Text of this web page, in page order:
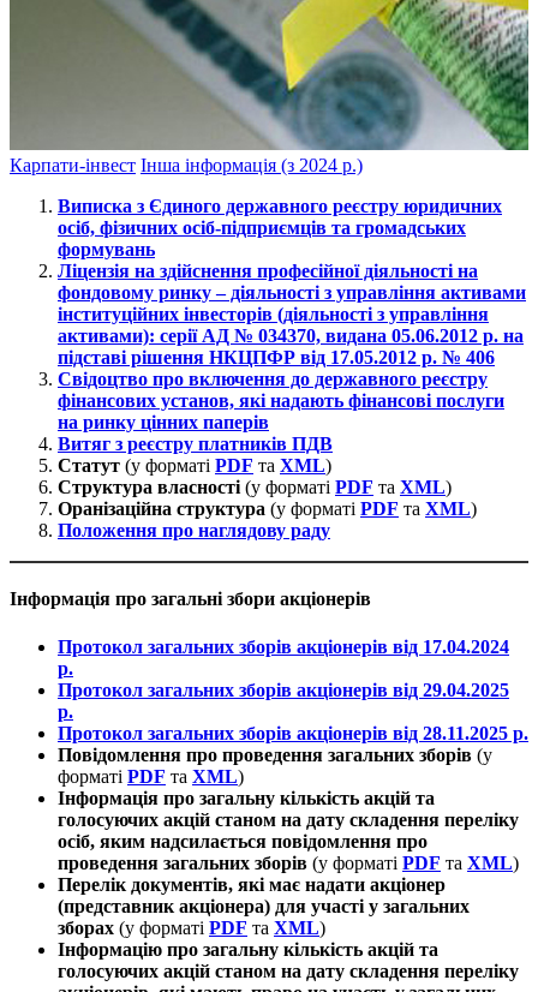
Карпати-інвест Інша інформація (з 2024 р.)
Виписка з Єдиного державного реєстру юридичних
осіб, фізичних осіб-підприємців та громадських
формувань
Ліцензія на здійснення професійної діяльності на
фондовому ринку – діяльності з управління активами
інституційних інвесторів (діяльності з управління
активами): серії АД № 034370, видана 05.06.2012 р. на
підставі рішення НКЦПФР від 17.05.2012 р. № 406
Свідоцтво про включення до державного реєстру
фінансових установ, які надають фінансові послуги
на ринку цінних паперів
Витяг з реєстру платників ПДВ
Статут (у форматі PDF та XML)
Структура власності (у форматі PDF та XML)
Оранізаційна структура (у форматі PDF та XML)
Положення про наглядову раду
Інформація про загальні збори акціонерів
Протокол загальних зборів акціонерів від 17.04.2024
р.
Протокол загальних зборів акціонерів від 29.04.2025
р.
Протокол загальних зборів акціонерів від 28.11.2025 р.
Повідомлення про проведення загальних зборів (у
форматі PDF та XML)
Інформація про загальну кількість акцій та
голосуючих акцій станом на дату складення переліку
осіб, яким надсилається повідомлення про
проведення загальних зборів (у форматі PDF та XML)
Перелік документів, які має надати акціонер
(представник акціонера) для участі у загальних
зборах (у форматі PDF та XML)
Інформацію про загальну кількість акцій та
голосуючих акцій станом на дату складення переліку